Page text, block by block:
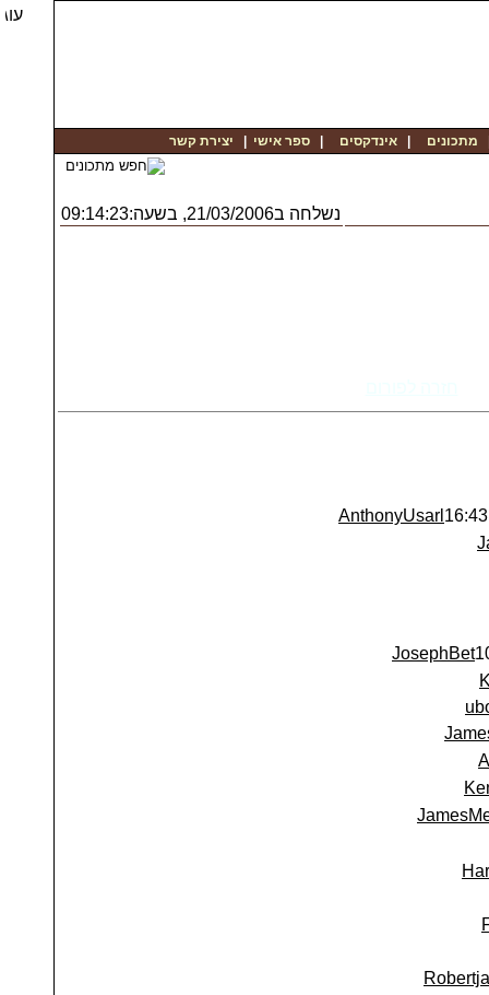
מתכונים |אינדקסים |ספר אישי יצירת קשר
נשלחה ב21/03/2006, בשעה:09:14:23
AnthonyUsarl
JosephBet